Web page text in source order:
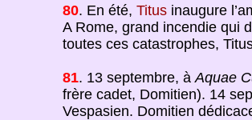
80. En été, Titusinaugure
A Rome, grand incendie qui
toutes ces catastrophes,
81. 13 septembre, àAquae
frère cadet, Domitien). 14
Vespasien. Domitien